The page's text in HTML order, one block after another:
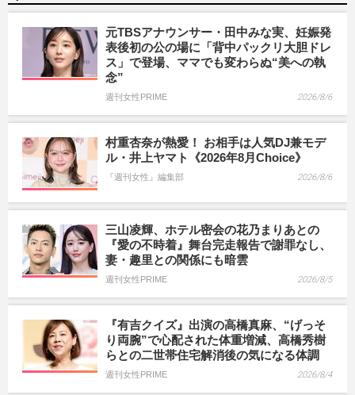
元TBSアナウンサー・田中みな実、妊娠発
表後初の公の場に「背中パックリ大胆ドレ
ス」で登場、ママでも変わらぬ“美への執
念”
週刊女性PRIME 2026/8/6
村重杏奈が熱愛！ お相手は人気DJ兼モデ
ル・井上ヤマト《2026年8月Choice》
『週刊女性』編集部 2026/8/6
三山凌輝、ホテル密会の花乃まりあとの
『愛の不時着』舞台完走報告で謝罪なし、
妻・趣里との関係にも暗雲
週刊女性PRIME 2026/8/5
『有吉クイズ』出演の高橋真麻、“げっそ
り両腕”で心配された体重増減、高橋秀樹
らとの二世帯住宅解消後の気になる体調
週刊女性PRIME 2026/8/4